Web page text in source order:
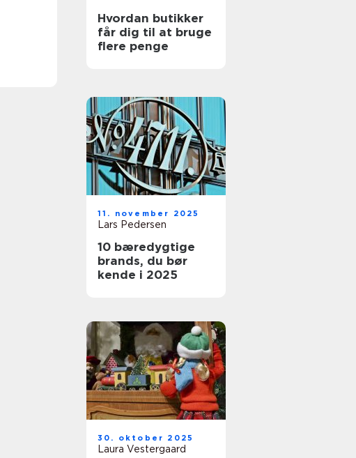
Hvordan butikker
får dig til at bruge
flere penge
11. november 2025
Lars Pedersen
10 bæredygtige
brands, du bør
kende i 2025
30. oktober 2025
Laura Vestergaard